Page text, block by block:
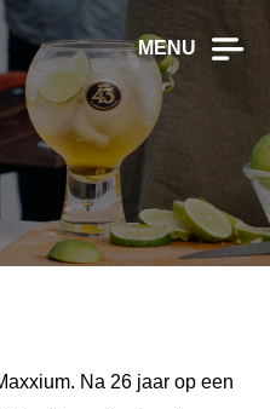
MENU
Na 26 jaar op een